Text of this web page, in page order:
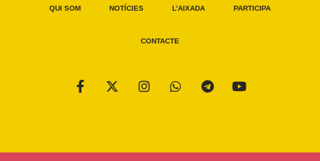
QUI SOM NOTÍCIES L’AIXADA PARTICIPA
CONTACTE